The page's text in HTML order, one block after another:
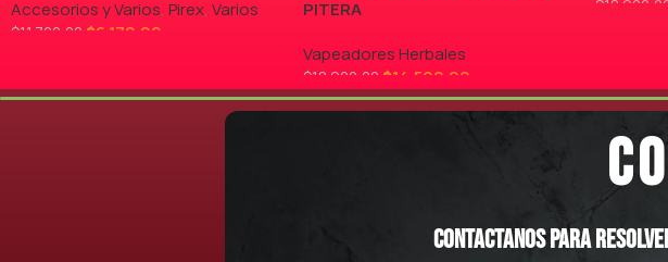
Accesorios y Varios, Pirex, Varios
$11.700,00 $6.170,00
PITERA
Vapeadores Herbales
$18.900,00 $14.500,00
AGREGAR AL CARRITO
$
Contactanos para